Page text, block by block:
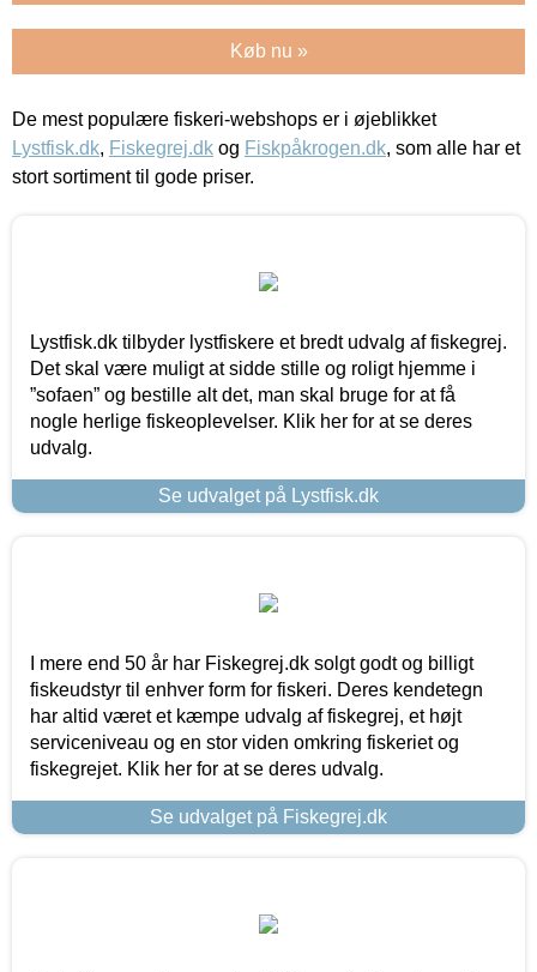
Køb nu »
De mest populære fiskeri-webshops er i øjeblikket
Lystfisk.dk, Fiskegrej.dk og Fiskpåkrogen.dk, som alle har et
stort sortiment til gode priser.
Lystfisk.dk tilbyder lystfiskere et bredt udvalg af fiskegrej.
Det skal være muligt at sidde stille og roligt hjemme i
”sofaen” og bestille alt det, man skal bruge for at få
nogle herlige fiskeoplevelser. Klik her for at se deres
udvalg.
Se udvalget på Lystfisk.dk
I mere end 50 år har Fiskegrej.dk solgt godt og billigt
fiskeudstyr til enhver form for fiskeri. Deres kendetegn
har altid været et kæmpe udvalg af fiskegrej, et højt
serviceniveau og en stor viden omkring fiskeriet og
fiskegrejet. Klik her for at se deres udvalg.
Se udvalget på Fiskegrej.dk